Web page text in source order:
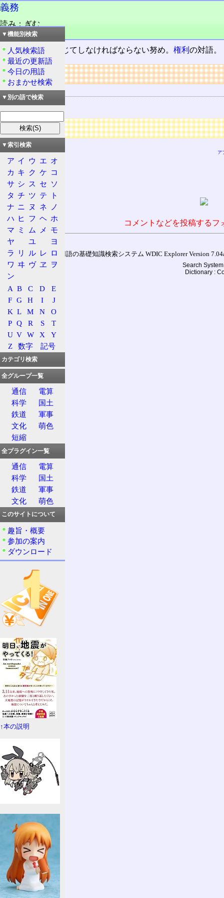
義務
読み：ぎむ
品詞：名詞
自分の立場に応じてしなければならない努め。権利の対語。
リンク
関連する用語
権利
広告
ア
コメントなどを投稿する
通信用語の基礎知識検索システム WDIC Explorer Version
Search
Dictionary :
▼機能別検索
人気検索語
最近の更新語
今日の用語
おまかせ検索
▼別の語で検索
▼索引検索
ア イ ウ エ オ
カ キ ク ケ コ
サ シ ス セ ソ
タ チ ツ テ
ト
ナ ニ ヌ ネ
ノ
ハ ヒ フ ヘ ホ
マ ミ ム メ
モ
ヤ
ユ
ヨ
ラ
リ ル レ ロ
ワ ヰ ヴ ヱ
ヲ
ン
A B C D
E
F G H I
J
K L M N
O
P Q R S
T
U V W X
Y
Z
数字 記号
カテゴリ検索
全グループ一覧
通信
電算
科学
国土
鉄道
軍事
文化
萌色
短縮
全プラグイン一覧
通信
電算
科学
国土
鉄道
軍事
文化
萌色
このサイトについて
趣旨・概要
参加の案内
ダウンロード
↑本の説明